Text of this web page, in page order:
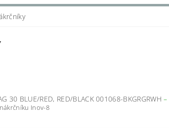
OBCHODNÍ PODMÍNKY
30 BLUE/RED, RED/BLACK 001068-BKGRGRWH–
Inov-8